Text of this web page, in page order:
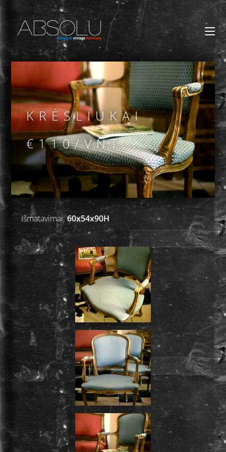
KRĖSLIUKAI
€110/VNT.
Išmatavimai:60x54x90H